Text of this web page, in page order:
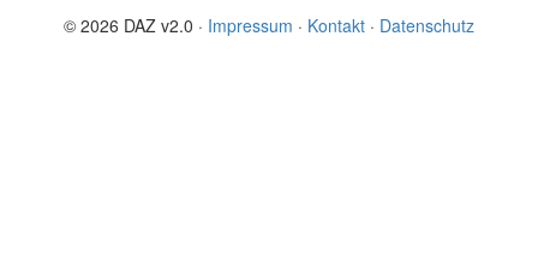
© 2026 DAZ v2.0 · Impressum · Kontakt · Datenschutz